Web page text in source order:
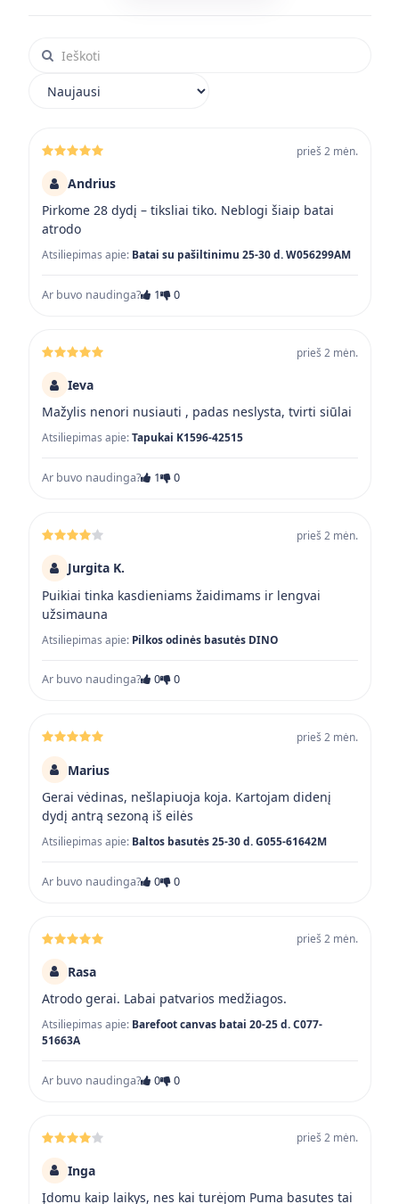
Ieškoti atsiliepimuose
prieš 2 mėn.
Andrius
Pirkome 28 dydį – tiksliai tiko. Neblogi šiaip batai
atrodo
Atsiliepimas apie: Batai su pašiltinimu 25-30 d. W056299AM
Ar buvo naudinga? 1 0
prieš 2 mėn.
Ieva
Mažylis nenori nusiauti , padas neslysta, tvirti siūlai
Atsiliepimas apie:Tapukai K1596-42515
Ar buvo naudinga? 1 0
prieš 2 mėn.
Jurgita K.
Puikiai tinka kasdieniams žaidimams ir lengvai
užsimauna
Atsiliepimas apie: Pilkos odinės basutės DINO
Ar buvo naudinga? 0 0
prieš 2 mėn.
Marius
Gerai vėdinas, nešlapiuoja koja. Kartojam didenį
dydį antrą sezoną iš eilės
Atsiliepimas apie: Baltos basutės 25-30 d. G055-61642M
Ar buvo naudinga? 0 0
prieš 2 mėn.
Rasa
Atrodo gerai. Labai patvarios medžiagos.
Atsiliepimas apie: Barefoot canvas batai 20-25 d. C077-
51663A
Ar buvo naudinga? 0 0
prieš 2 mėn.
Inga
Įdomu kaip laikys, nes kai turėjom Puma basutes tai